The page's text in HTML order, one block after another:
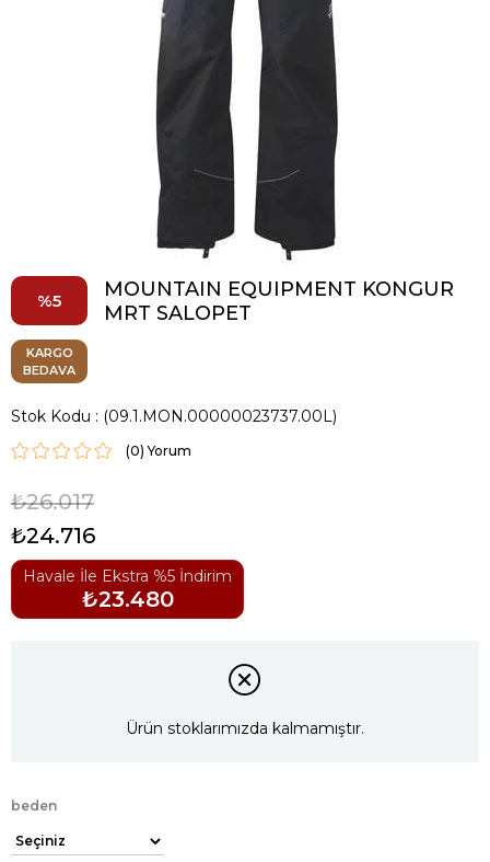
5
MOUNTAIN EQUIPMENT KONGUR
MRT SALOPET
KARGO
BEDAVA
Stok Kodu (09.1.MON.00000023737.00L)
(0)
₺26.017
₺24.716
Havale İle Ekstra %5 İndirim
₺23.480
Ürün stoklarımızda kalmamıştır.
beden